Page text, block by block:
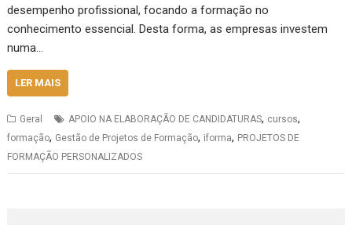
desempenho profissional, focando a formação no
conhecimento essencial. Desta forma, as empresas investem
numa…
LER MAIS
Geral APOIO NA ELABORAÇÃO DE CANDIDATURAS, cursos,
formação, Gestão de Projetos de Formação, iforma, PROJETOS DE
FORMAÇÃO PERSONALIZADOS